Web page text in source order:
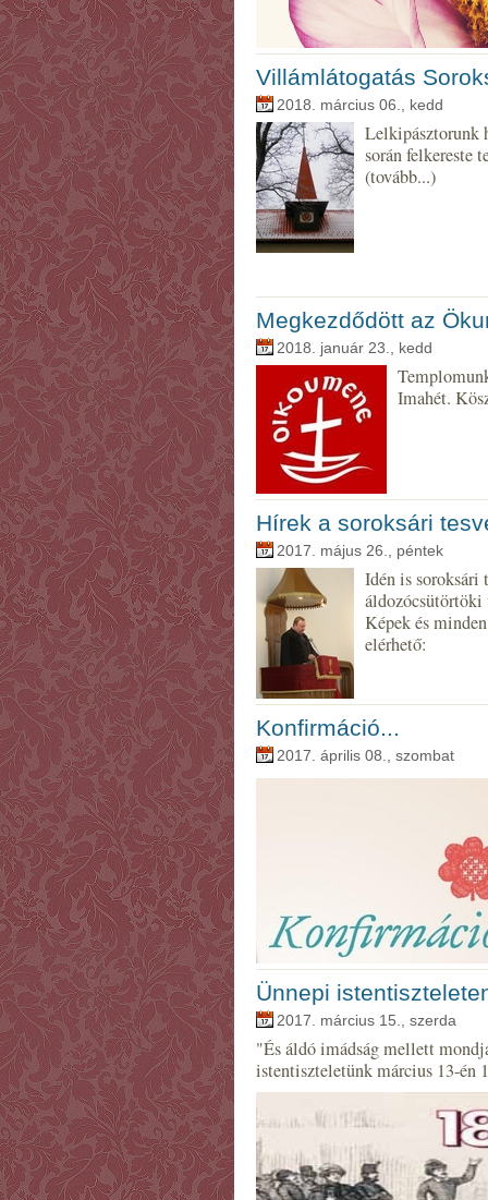
Villámlátogatás
2018. március 06., kedd
Lelkipásztorunk
során felkereste
(tovább...)
Megkezdődött az
2018. január 23., kedd
Imahét.
Hírek a soroksári
2017. május 26., péntek
Idén is soroksári
áldozócsütörtöki
Képek és
elérhető:
Konfirmáció...
2017. április 08., szombat
Ünnepi
2017. március 15., szerda
"És áldó imádság mellett
istentiszteletünk március 13-én